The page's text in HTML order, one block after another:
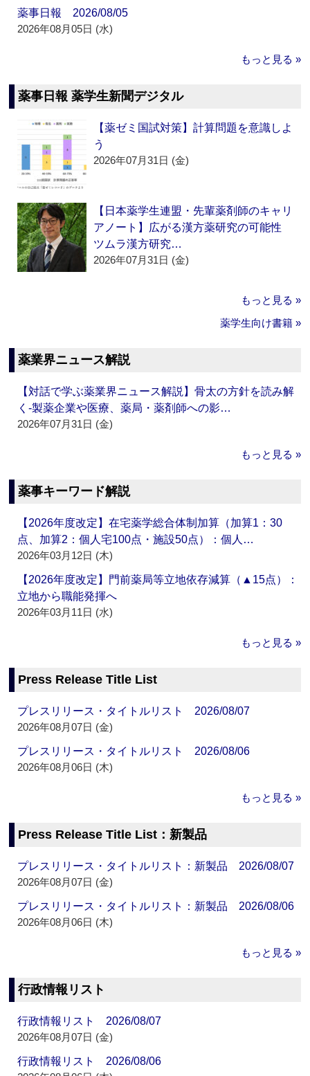
薬事日報 2026/08/05
2026年08月05日 (水)
もっと見る »
薬事日報 薬学生新聞デジタル
【薬ゼミ国試対策】計算問題を意識しよ
う
2026年07月31日 (金)
【日本薬学生連盟・先輩薬剤師のキャリ
アノート】広がる漢方薬研究の可能性
ツムラ漢方研究…
2026年07月31日 (金)
もっと見る »
薬学生向け書籍 »
薬業界ニュース解説
【対話で学ぶ薬業界ニュース解説】骨太の方針を読み解
く‐製薬企業や医療、薬局・薬剤師への影…
2026年07月31日 (金)
もっと見る »
薬事キーワード解説
【2026年度改定】在宅薬学総合体制加算（加算1：30
点、加算2：個人宅100点・施設50点）：個人…
2026年03月12日 (木)
【2026年度改定】門前薬局等立地依存減算（▲15点）：
立地から職能発揮へ
2026年03月11日 (水)
もっと見る »
Press Release Title List
プレスリリース・タイトルリスト 2026/08/07
2026年08月07日 (金)
プレスリリース・タイトルリスト 2026/08/06
2026年08月06日 (木)
もっと見る »
Press Release Title List：新製品
プレスリリース・タイトルリスト：新製品 2026/08/07
2026年08月07日 (金)
プレスリリース・タイトルリスト：新製品 2026/08/06
2026年08月06日 (木)
もっと見る »
行政情報リスト
行政情報リスト 2026/08/07
2026年08月07日 (金)
行政情報リスト 2026/08/06